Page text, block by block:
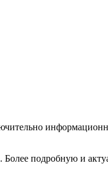
Более подробную и